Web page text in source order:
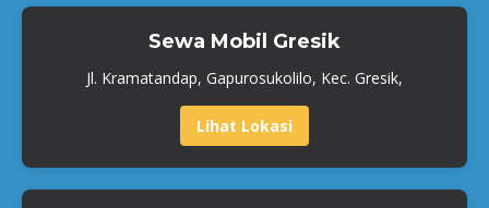
Sewa Mobil Gresik
Jl. Kramatandap, Gapurosukolilo, Kec. Gresik,
Lihat Lokasi